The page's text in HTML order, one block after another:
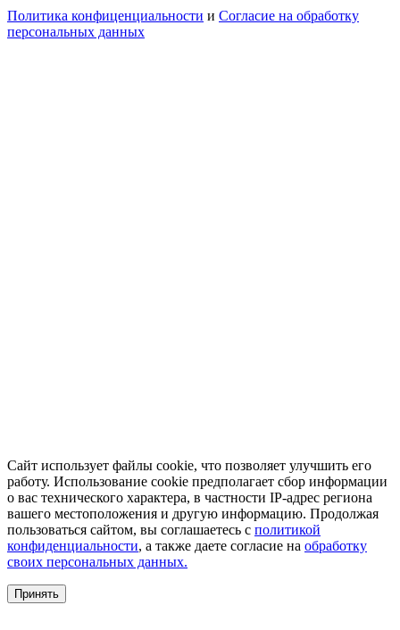
Политика конфиценциальности и Согласие на обработку
персональных данных
Сайт использует файлы cookie, что позволяет улучшить его
работу. Использование cookie предполагает сбор информации
о вас технического характера, в частности IP-адрес региона
вашего местоположения и другую информацию. Продолжая
пользоваться сайтом, вы соглашаетесь с политикой
конфиденциальности, а также даете согласие на обработку
своих персональных данных.
Принять